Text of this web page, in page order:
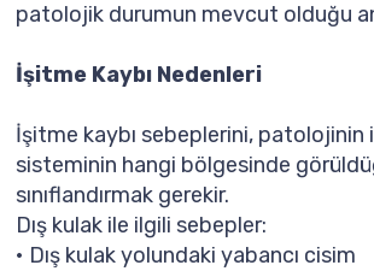
patolojik durumun mevcut olduğu
İşitme Kaybı Nedenleri
İşitme kaybı sebeplerini, patolojinin
sisteminin hangi bölgesinde
sınıflandırmak gerekir.
Dış kulak ile ilgili sebepler:
• Dış kulak yolundaki yabancı cisim